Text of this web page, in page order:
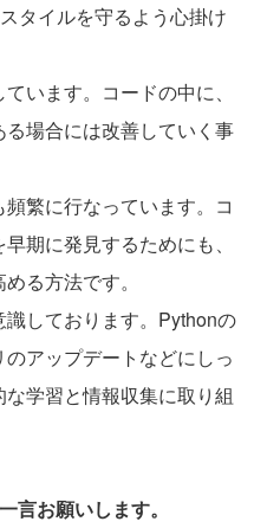
タイルを守るよう心掛け
います。コードの中に、
場合には改善していく事
繁に行なっています。コ
期に発見するためにも、
る方法です。
しております。Pythonの
アップデートなどにしっ
学習と情報収集に取り組
お願いします。